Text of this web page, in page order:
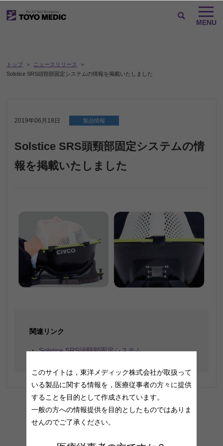
トップ
ニュースリリース
Solstice SRS頭頸部固定システムの情報を掲載いたしました
2019年06月18日 製品情報
Solstice SRS頭頸部固定システムの情
報を掲載いたしました
関連リンク
Solstice SRS頭頸部固定システム
ニュースリリーストップに戻る
このサイトは，東洋メディック株式会社が取扱って
いる製品に関する情報を，医療従事者の方々に提供
することを目的として作成されています。
一般の方への情報提供を目的としたものではありま
せんのでご了承ください。